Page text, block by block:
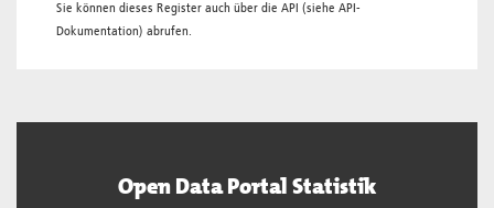
Sie können dieses Register auch über die API (siehe API-
Dokumentation) abrufen.
Open Data Portal Statistik